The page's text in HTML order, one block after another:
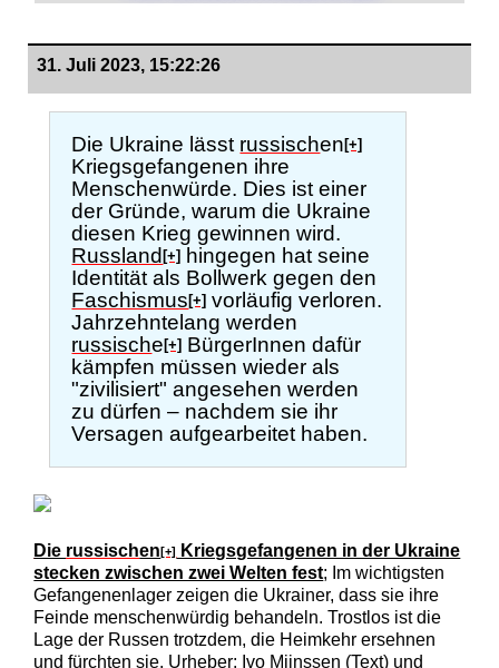
31. Juli 2023, 15:22:26
Die Ukraine lässt russischen[+]
Kriegsgefangenen ihre
Menschenwürde. Dies ist einer
der Gründe, warum die Ukraine
diesen Krieg gewinnen wird.
Russland[+]
hingegen hat seine
Identität als Bollwerk gegen den
Faschismus[+] vorläufig verloren.
Jahrzehntelang werden
russische[+] BürgerInnen dafür
kämpfen müssen wieder als
"zivilisiert" angesehen werden
zu dürfen – nachdem sie ihr
Versagen aufgearbeitet haben.
Die russischen[+]
Kriegsgefangenen in der Ukraine
stecken zwischen zwei Welten fest; Im wichtigsten
Gefangenenlager zeigen die Ukrainer, dass sie ihre
Feinde menschenwürdig behandeln. Trostlos ist die
Lage der Russen trotzdem, die Heimkehr ersehnen
und fürchten sie. Urheber: Ivo Mijnssen (Text) und